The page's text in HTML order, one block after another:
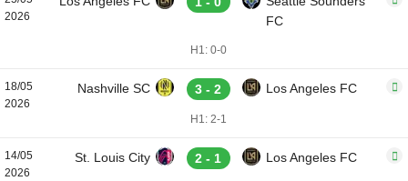
2026
FC
H1: 0-0
18/05
2026
Nashville SC 3 - 2 Los Angeles FC
H1: 2-1
14/05
2026
St. Louis City 2 - 1 Los Angeles FC